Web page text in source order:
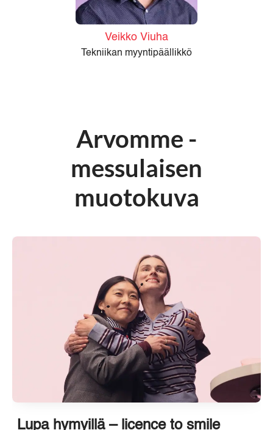
Veikko Viuha
Tekniikan myyntipäällikkö
Arvomme -
messulaisen
muotokuva
Lupa hymyillä – licence to smile